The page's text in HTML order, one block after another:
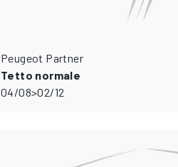
Peugeot Partner
Tetto normale
04/08>02/12